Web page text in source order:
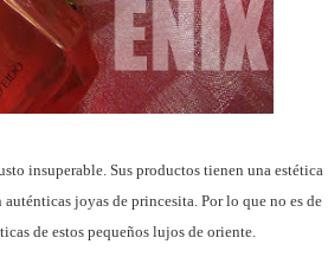
insuperable. Sus productos tienen una estética
joyas de princesita. Por lo que no es de
de estos pequeños lujos de oriente.